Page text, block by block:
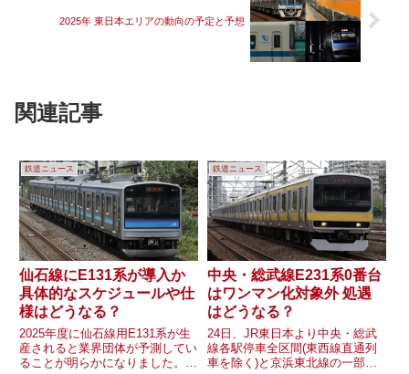
2025年 東日本エリアの動向の予定と予想
関連記事
鉄道ニュース
仙石線にE131系が導入か
具体的なスケジュールや仕
様はどうなる？
2025年度に仙石線用E131系が生
産されると業界団体が予測してい
ることが明らかになりました。仙
鉄道ニュース
中央・総武線E231系0番台
はワンマン化対象外 処遇
はどうなる？
24日、JR東日本より中央・総武
線各駅停車全区間(東西線直通列
車を除く)と京浜東北線の一部区